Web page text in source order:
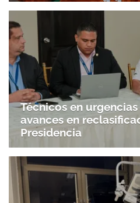
Técnicos en
avances en
Presidencia